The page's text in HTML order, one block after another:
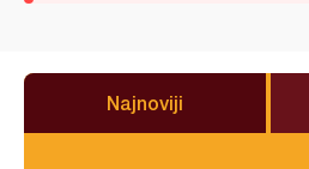
Najnoviji